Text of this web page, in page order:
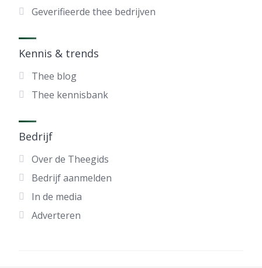
Geverifieerde thee bedrijven
Kennis & trends
Thee blog
Thee kennisbank
Bedrijf
Over de Theegids
Bedrijf aanmelden
In de media
Adverteren